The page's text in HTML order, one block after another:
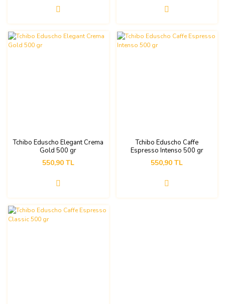
Tchibo Eduscho Elegant Crema
Gold 500 gr
550,90 TL
Tchibo Eduscho Caffe
Espresso Intenso 500 gr
550,90 TL